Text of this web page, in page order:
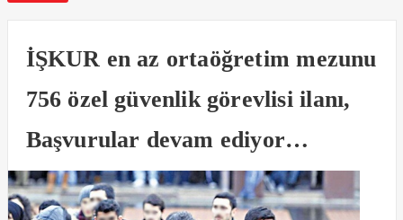
İŞKUR en az ortaöğretim mezunu
756 özel güvenlik görevlisi ilanı,
Başvurular devam ediyor…